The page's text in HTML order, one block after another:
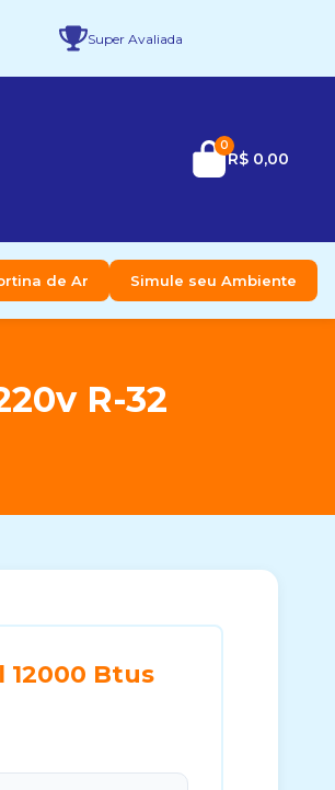
Super Avaliada
0
R$ 0,00
de Ar Simule seu Ambiente
R-32
Btus